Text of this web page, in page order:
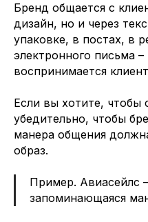
Бренд общается с
дизайн, но и через
упаковке, в постах, в
электронного письма
воспринимается
Если вы хотите, чтобы
убедительно, чтобы
манера общения
образ.
Пример. Авиасейлс
запоминающаяся